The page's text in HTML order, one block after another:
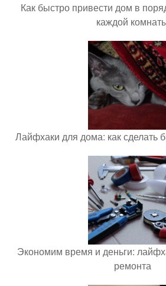
Как быстро привести дом в
каждой
Лайфхаки для дома: как сделать
Экономим время и деньги:
ремонта